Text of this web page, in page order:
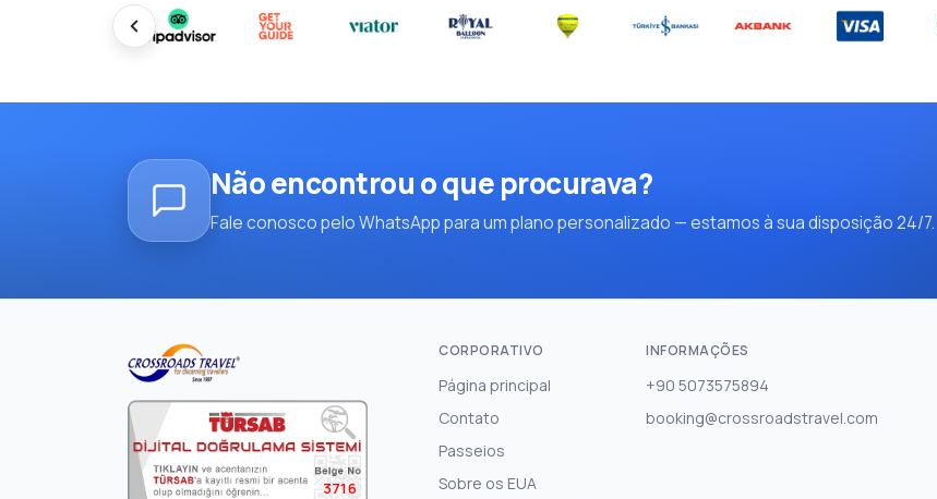
Não encontrou o que procurava?
Fale conosco pelo WhatsApp para um plano personalizado — estamos à sua disposição 24/7.
3716
CORPORATIVO
Página principal
Contato
Passeios
Sobre os EUA
INFORMAÇÕES
+90 5073575894
booking@crossroadstravel.com